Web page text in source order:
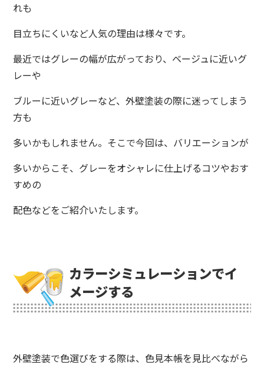
れも
目立ちにくいなど人気の理由は様々です。
最近ではグレーの幅が広がっており、ベージュに近いグ
レーや
ブルーに近いグレーなど、外壁塗装の際に迷ってしまう
方も
多いかもしれません。そこで今回は、バリエーションが
多いからこそ、グレーをオシャレに仕上げるコツやおす
すめの
配色などをご紹介いたします。
カラーシミュレーションでイ
メージする
外壁塗装で色選びをする際は、色見本帳を見比べながら